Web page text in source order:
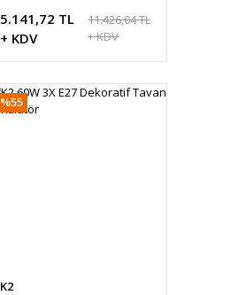
5.141,72 TL
+ KDV
11.426,04 TL
+ KDV
%55
K2